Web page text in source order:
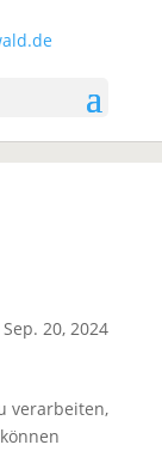
Sep. 20, 2024
verarbeiten,